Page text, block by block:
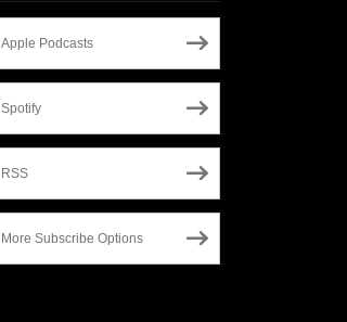
Apple Podcasts
Spotify
RSS
More Subscribe Options